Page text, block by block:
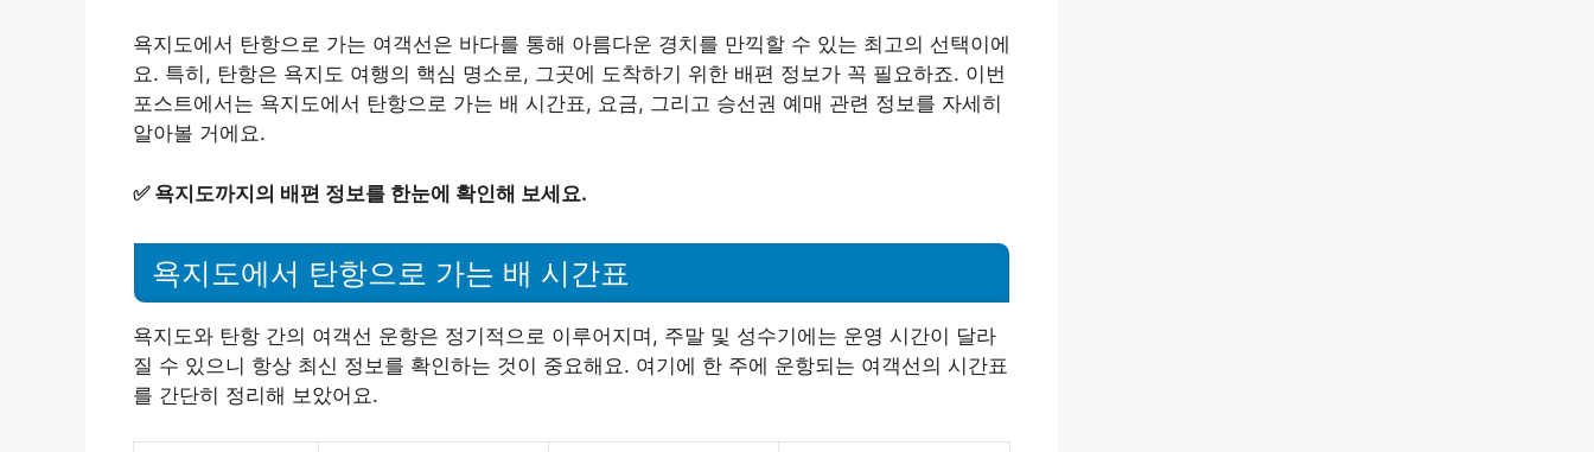
욕지도에서 탄항으로 가는 여객선은 바다를 통해 아름다운 경치를 만끽할 수 있는 최고의 선택이에
요. 특히, 탄항은 욕지도 여행의 핵심 명소로, 그곳에 도착하기 위한 배편 정보가 꼭 필요하죠. 이번
포스트에서는 욕지도에서 탄항으로 가는 배 시간표, 요금, 그리고 승선권 예매 관련 정보를 자세히
알아볼 거에요.
✅ 욕지도까지의 배편 정보를 한눈에 확인해 보세요.
욕지도에서 탄항으로 가는 배 시간표
욕지도와 탄항 간의 여객선 운항은 정기적으로 이루어지며, 주말 및 성수기에는 운영 시간이 달라
질 수 있으니 항상 최신 정보를 확인하는 것이 중요해요. 여기에 한 주에 운항되는 여객선의 시간표
를 간단히 정리해 보았어요.